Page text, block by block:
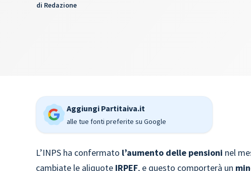
di Redazione
Aggiungi Partitaiva.it
alle tue fonti preferite su Google
L’INPS ha confermato l’aumento delle pensioni nel
cambiate le aliquote IRPEF, e questo comporterà un